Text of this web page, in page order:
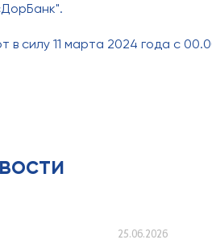
в силу 11 марта 2024 года с
25.06.2026